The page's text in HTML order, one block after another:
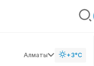
Алматы +3°C